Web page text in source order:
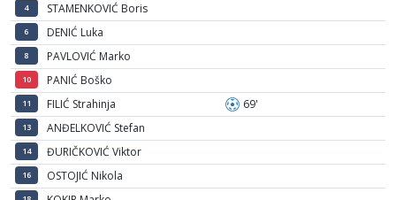
4 STAMENKOVIĆ Boris
6 DENIĆ Luka
8 PAVLOVIĆ Marko
10 PANIĆ Boško
11 FILIĆ Strahinja 69'
13 ANĐELKOVIĆ Stefan
14 ĐURIČKOVIĆ Viktor
16 OSTOJIĆ Nikola